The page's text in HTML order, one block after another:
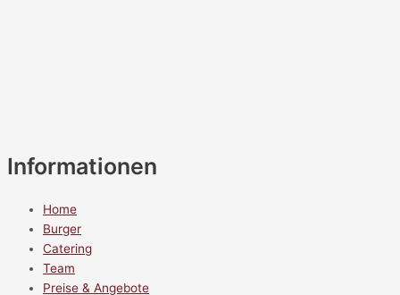
Informationen
Home
Burger
Catering
Team
Preise & Angebote